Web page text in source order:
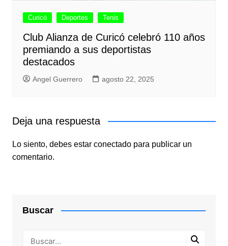
Curicó Deportes Tenis
Club Alianza de Curicó celebró 110 años
premiando a sus deportistas
destacados
Angel Guerrero agosto 22, 2025
Deja una respuesta
Lo siento, debes estar conectadopara publicar un
comentario.
Buscar